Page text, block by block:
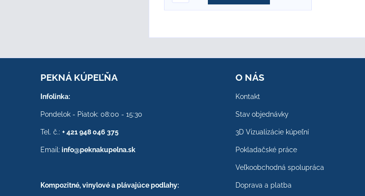
PEKNÁ KÚPEĽŇA
Infolinka:
Pondelok - Piatok: 08:00 - 15:30
Tel. č.: + 421 948 046 375
Email: info@peknakupelna.sk
Kompozitné, vinylové a plávajúce podlahy:
O NÁS
Kontakt
Stav objednávky
3D Vizualizácie kúpeľní
Pokladačské práce
Veľkoobchodná spolupráca
Doprava a platba